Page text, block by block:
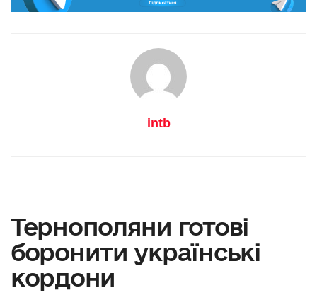
intb
Тернополяни готові
боронити українські
кордони